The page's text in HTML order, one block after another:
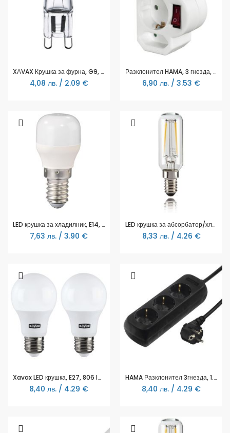
XАVAX Крушка за фурна, G9, 330lm 28W, топло бяла, димируема
4,08 лв. / 2.09 €
Разклонител HAMA, 3 гнезда, 108846
6,90 лв. / 3.53 €
LED крушка за хладилник, E14, HAMA-112895
7,63 лв. / 3.90 €
LED крушка за абсорбатор/хладилник, E14, HAMA-112827
8,33 лв. / 4.26 €
Xavax LED крушка, E27, 806 lm, 60W, 2 бр, 112929
8,40 лв. / 4.29 €
HAMA Разклонител 3гнезда, 1.4м,черен
8,40 лв. / 4.29 €